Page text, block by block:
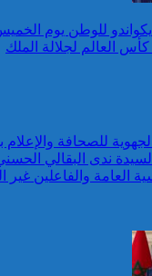
المفضي
أجنبي
للوطن يوم
العالم لجلالة الملك
للصحافة والإعلام
ندى البقالي
العامة والفاعلين غير